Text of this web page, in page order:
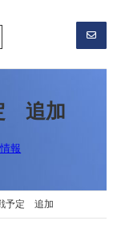
追加
報
予定 追加